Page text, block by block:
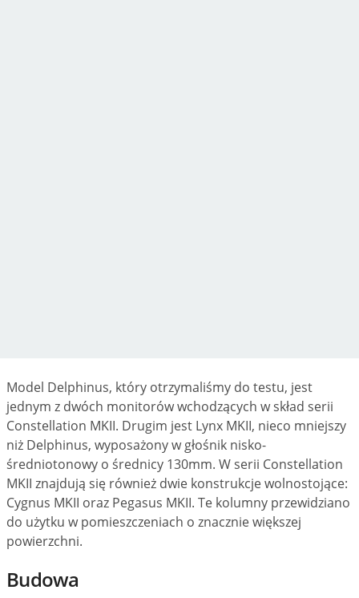
Model Delphinus, który otrzymaliśmy do testu, jest
jednym z dwóch monitorów wchodzących w skład serii
Constellation MKII. Drugim jest Lynx MKII, nieco mniejszy
niż Delphinus, wyposażony w głośnik nisko-
średniotonowy o średnicy 130mm. W serii Constellation
MKII znajdują się również dwie konstrukcje wolnostojące:
Cygnus MKII oraz Pegasus MKII. Te kolumny przewidziano
do użytku w pomieszczeniach o znacznie większej
powierzchni.
Budowa